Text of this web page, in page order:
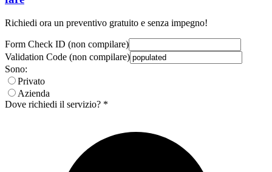
Richiedi ora un preventivo gratuito e senza impegno!
Form Check ID (non compilare)
Validation Code (non compilare)
Sono:
Privato
Azienda
Dove richiedi il servizio? *